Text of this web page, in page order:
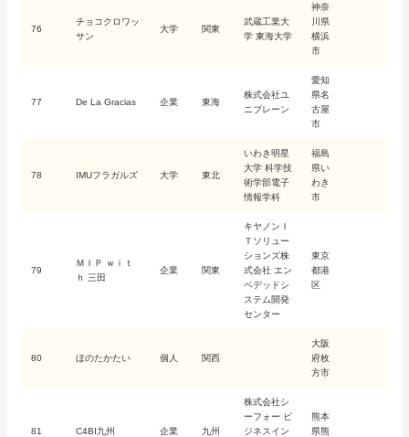
76
チョコクロワッ
サン
大学 関東
武蔵工業大
学 東海大学
神奈
川県
横浜
市
77 De La Gracias 企業 東海
株式会社ユ
ニブレーン
愛知
県名
古屋
市
78 IMUフラガルズ 大学 東北
いわき明星
大学 科学技
術学部電子
情報学科
福島
県い
わき
市
79
ＭＩＰ ｗｉｔ
ｈ 三田
企業 関東
キヤノンＩ
Ｔソリュー
ションズ株
式会社 エン
ベデッドシ
ステム開発
センター
東京
都港
区
80 ほのたかたい 個人 関西
大阪
府枚
方市
81 C4BI九州 企業 九州
株式会社シ
ーフォー ビ
ジネスイン
熊本
県熊